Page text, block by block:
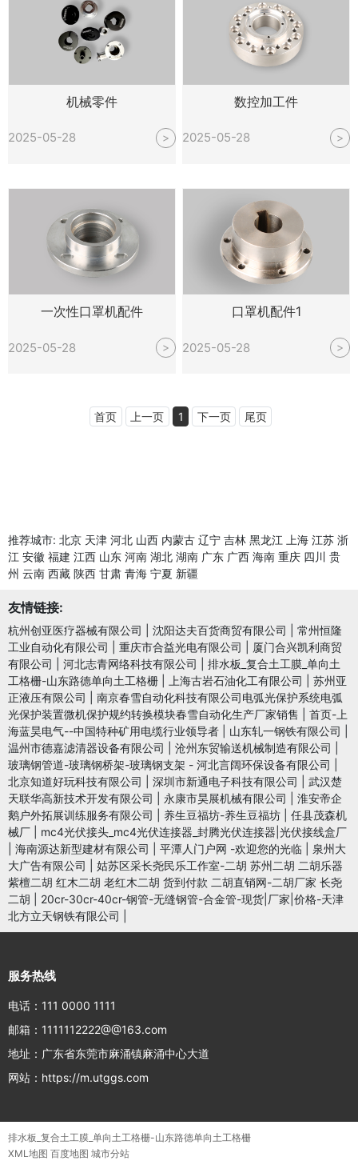
机械零件
2025-05-28 >
数控加工件
2025-05-28 >
一次性口罩机配件
2025-05-28 >
口罩机配件1
2025-05-28 >
首页 上一页 1 下一页 尾页
推荐城市: 北京 天津 河北 山西 内蒙古 辽宁 吉林 黑龙江 上海 江苏 浙
江 安徽 福建 江西 山东 河南 湖北 湖南 广东 广西 海南 重庆 四川 贵
州 云南 西藏 陕西 甘肃 青海 宁夏 新疆
友情链接:
杭州创亚医疗器械有限公司 沈阳达夫百货商贸有限公司
常州恒隆
工业自动化有限公司
重庆市合益光电有限公司
厦门合兴凯利商贸
有限公司
河北志青网络科技有限公司
排水板_复合土工膜_单向土
工格栅-山东路德单向土工格栅
上海古岩石油化工有限公司
苏州亚
正液压有限公司
南京春雪自动化科技有限公司电弧光保护系统电弧
光保护装置微机保护规约转换模块春雪自动化生产厂家销售
首页-上
海蓝昊电气--中国特种矿用电缆行业领导者
山东轧一钢铁有限公司
温州市德嘉滤清器设备有限公司
沧州东贸输送机械制造有限公司
玻璃钢管道-玻璃钢桥架-玻璃钢支架 - 河北言阔环保设备有限公司
北京知道好玩科技有限公司
深圳市新通电子科技有限公司
武汉楚
天联华高新技术开发有限公司
永康市昊展机械有限公司
淮安帝企
鹅户外拓展训练服务有限公司
养生豆福坊-养生豆福坊
任县茂森机
械厂
mc4光伏接头_mc4光伏连接器_封腾光伏连接器|光伏接线盒厂
海南源达新型建材有限公司 平潭人门户网 -欢迎您的光临
泉州大
大广告有限公司
姑苏区采长尧民乐工作室-二胡 苏州二胡 二胡乐器
紫檀二胡 红木二胡 老红木二胡 货到付款 二胡直销网-二胡厂家 长尧
二胡
20cr-30cr-40cr-钢管-无缝钢管-合金管-现货|厂家|价格-天津
北方立天钢铁有限公司
服务热线
电话：111 0000 1111
邮箱：1111112222@@163.com
地址：广东省东莞市麻涌镇麻涌中心大道
网站：https://m.utggs.com
排水板_复合土工膜_单向土工格栅-山东路德单向土工格栅
XML地图 百度地图 城市分站